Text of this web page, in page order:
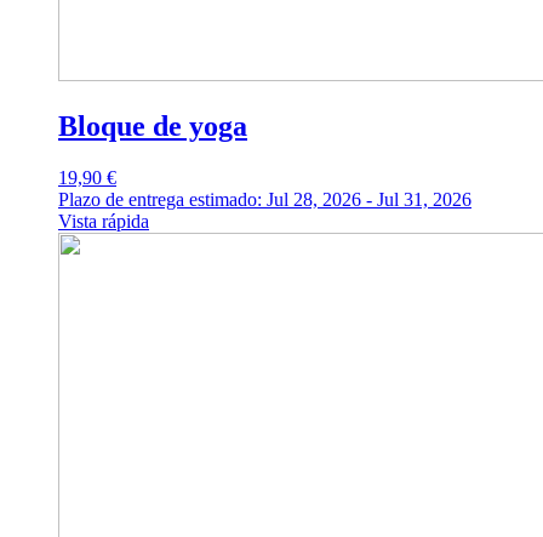
Bloque de yoga
19,90 €
Plazo de entrega estimado: Jul 28, 2026 - Jul 31, 2026
Vista rápida